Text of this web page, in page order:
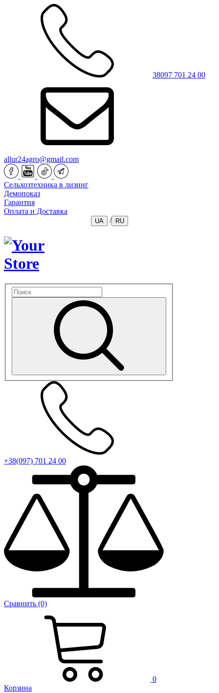
38097 701 24 00
allur24agro@gmail.com
Сельхозтехника в лизинг
Демопоказ
Гарантия
Оплата и Доставка
UA / RU
+38(097) 701 24 00
Сравнить (0)
0
Корзина